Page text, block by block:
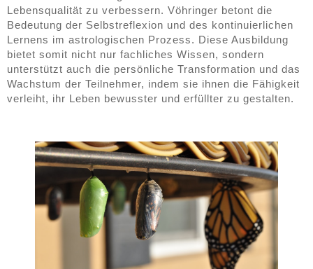
Lebensqualität zu verbessern. Vöhringer betont die
Bedeutung der Selbstreflexion und des kontinuierlichen
Lernens im astrologischen Prozess. Diese Ausbildung
bietet somit nicht nur fachliches Wissen, sondern
unterstützt auch die persönliche Transformation und das
Wachstum der Teilnehmer, indem sie ihnen die Fähigkeit
verleiht, ihr Leben bewusster und erfüllter zu gestalten.